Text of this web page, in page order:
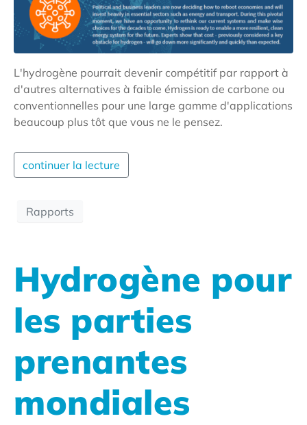
L'hydrogène pourrait devenir compétitif par rapport à
d'autres alternatives à faible émission de carbone ou
conventionnelles pour une large gamme d'applications
beaucoup plus tôt que vous ne le pensez.
continuer la lecture
Rapports
Hydrogène pour
les parties
prenantes
mondiales